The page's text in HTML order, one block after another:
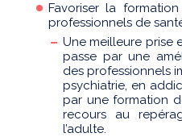
Favoriser la
professionnels de
Une meilleure prise
passe par une
des professionnels
psychiatrie, en
par une formation
recours au
l’adulte.